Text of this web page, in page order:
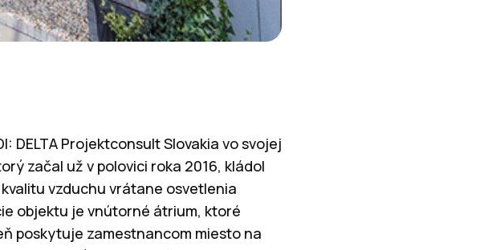
DELTA Projektconsult Slovakia vo svojej
začal už v polovici roka 2016, kládol
vzduchu vrátane osvetlenia
objektu je vnútorné átrium, ktoré
poskytuje zamestnancom miesto na